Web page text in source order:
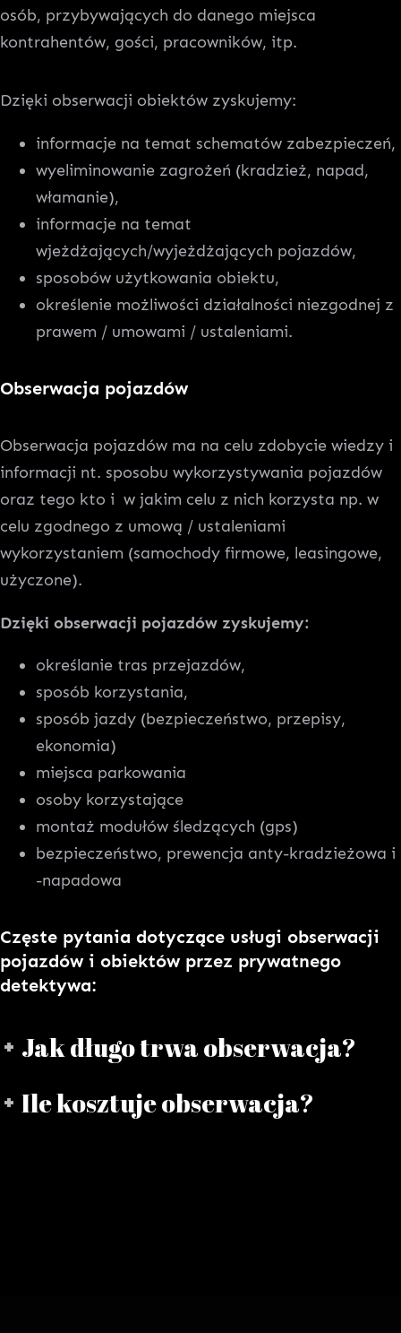
osób, przybywających do danego miejsca
kontrahentów, gości, pracowników, itp.
Dzięki obserwacji obiektów zyskujemy:
informacje na temat schematów zabezpieczeń,
wyeliminowanie zagrożeń (kradzież, napad,
włamanie),
informacje na temat
wjeżdżających/wyjeżdżających pojazdów,
sposobów użytkowania obiektu,
określenie możliwości działalności niezgodnej z
prawem / umowami / ustaleniami.
Obserwacja pojazdów
Obserwacja pojazdów ma na celu zdobycie wiedzy i
informacji nt. sposobu wykorzystywania pojazdów
oraz tego kto i w jakim celu z nich korzysta np. w
celu zgodnego z umową / ustaleniami
wykorzystaniem (samochody firmowe, leasingowe,
użyczone).
Dzięki obserwacji pojazdów zyskujemy:
określanie tras przejazdów,
sposób korzystania,
sposób jazdy (bezpieczeństwo, przepisy,
ekonomia)
miejsca parkowania
osoby korzystające
montaż modułów śledzących (gps)
bezpieczeństwo, prewencja anty-kradzieżowa i
-napadowa
Częste pytania dotyczące usługi obserwacji
pojazdów i obiektów przez prywatnego
detektywa:
Jak długo trwa obserwacja?
Ile kosztuje obserwacja?